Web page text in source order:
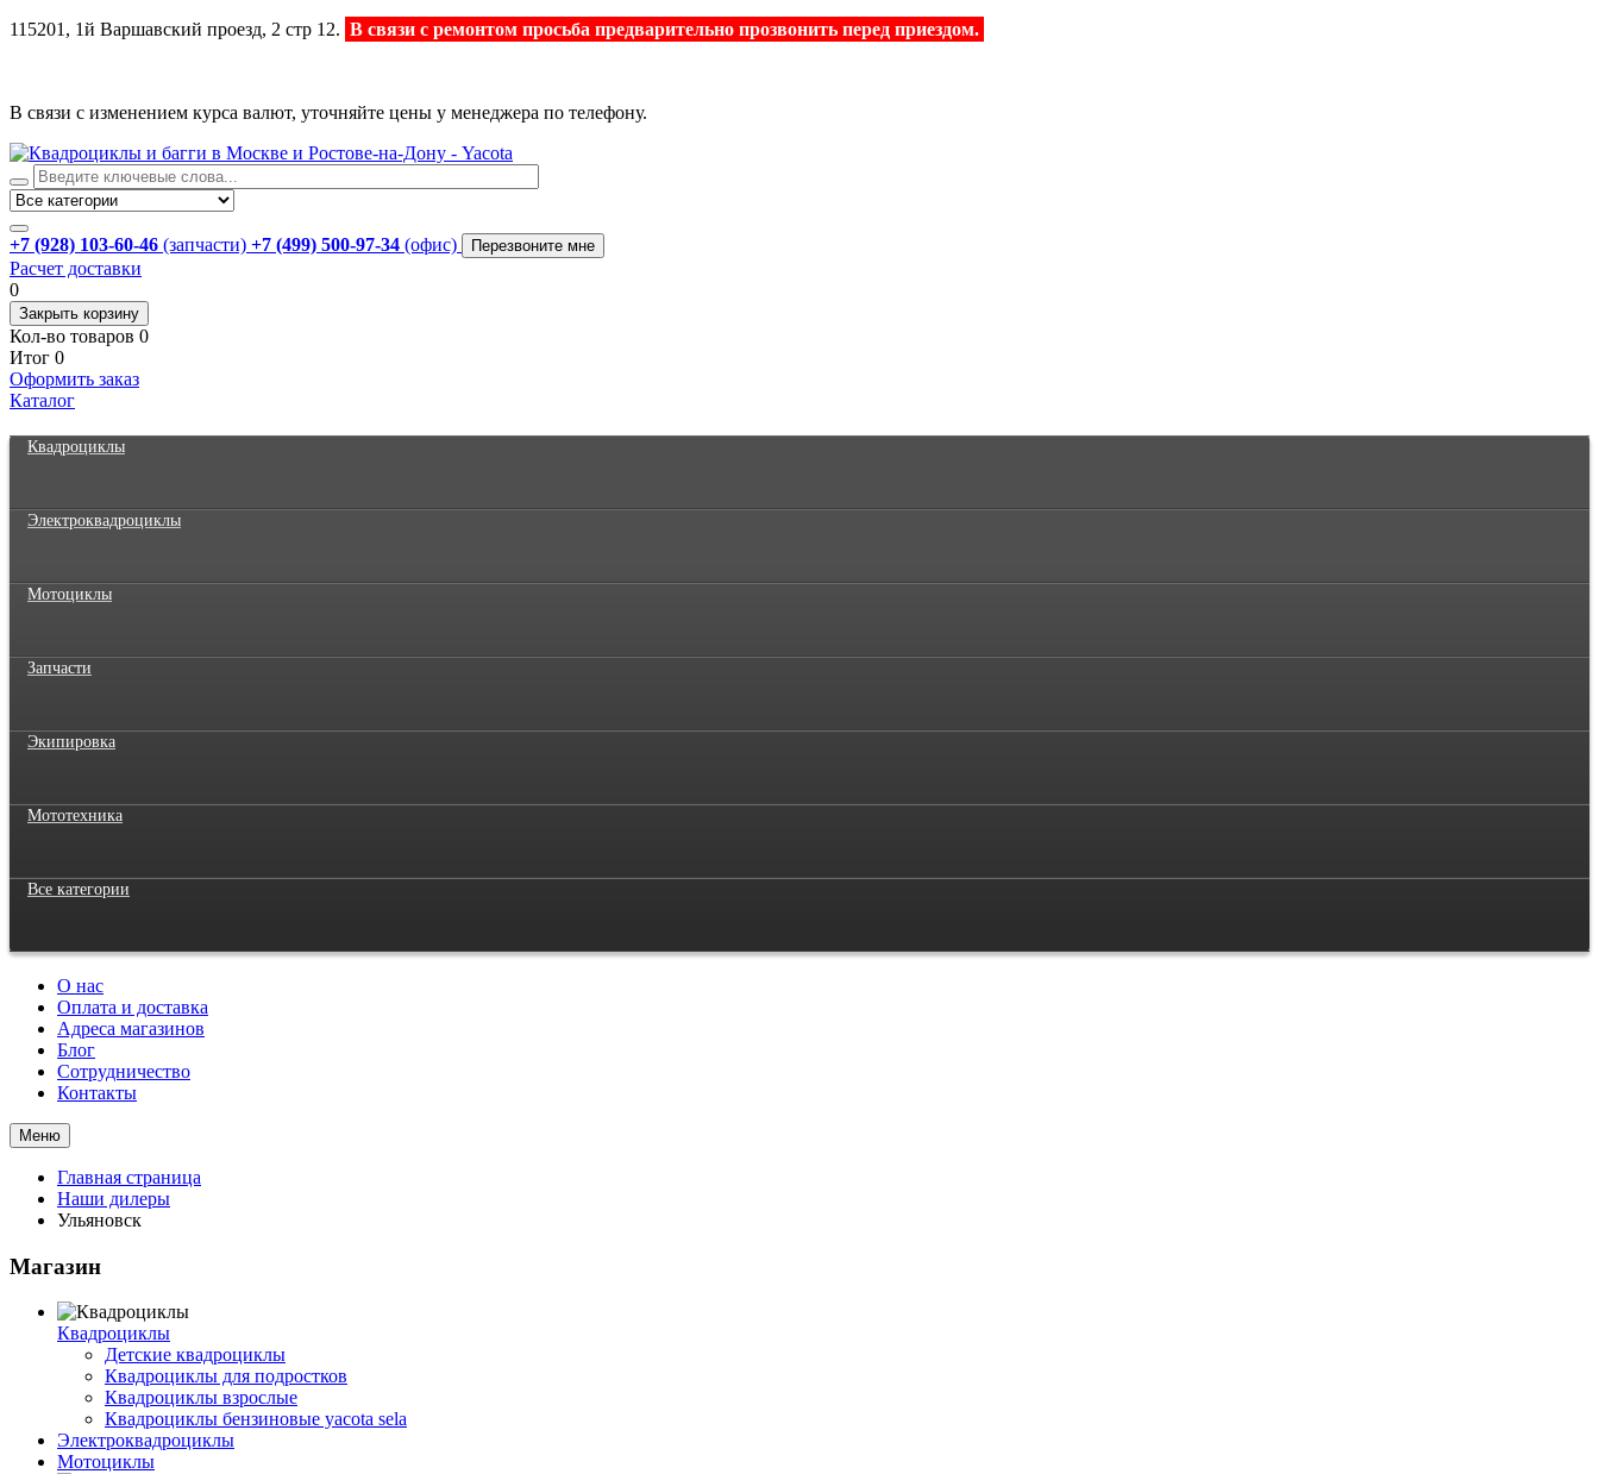
115201, 1й Варшавский проезд, 2 стр 12. В связи с ремонтом просьба предварительно прозвонить перед приездом.
В связи с изменением курса валют, уточняйте цены у менеджера по телефону.
+7 (928) 103-60-46 (запчасти) +7 (499) 500-97-34 (офис) Перезвоните мне
Расчет доставки
0
Закрыть корзину
Кол-во товаров 0
Итог 0
Оформить заказ
Каталог
Квадроциклы
Электроквадроциклы
Мотоциклы
Запчасти
Экипировка
Мототехника
Все категории
О нас
Оплата и доставка
Адреса магазинов
Блог
Сотрудничество
Контакты
Меню
Главная страница
Наши дилеры
Ульяновск
Магазин
Квадроциклы
Детские квадроциклы
Квадроциклы для подростков
Квадроциклы взрослые
Квадроциклы бензиновые yacota sela
Электроквадроциклы
Мотоциклы